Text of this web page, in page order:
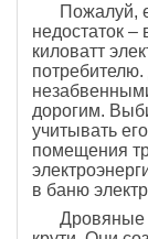
Пожалуй,
недостаток –
киловатт
дорогим.
учитывать
помещения
в баню
Дровяные